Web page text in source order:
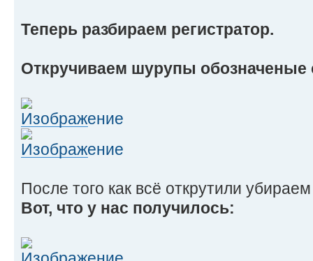
Теперь разбираем регистратор.
Откручиваем шурупы обозначеные
После того как всё открутили
Вот, что у нас получилось: